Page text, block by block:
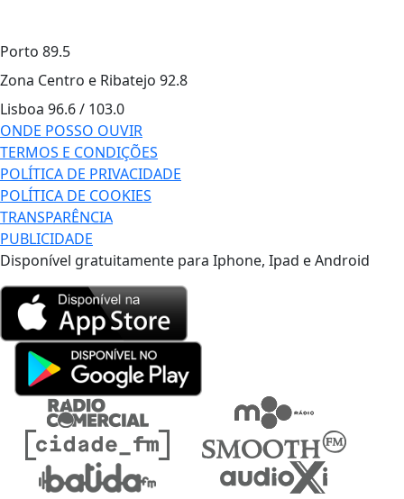
Porto 89.5
Zona Centro e Ribatejo 92.8
Lisboa 96.6 / 103.0
ONDE POSSO OUVIR
TERMOS E CONDIÇÕES
POLÍTICA DE PRIVACIDADE
POLÍTICA DE COOKIES
TRANSPARÊNCIA
PUBLICIDADE
Disponível gratuitamente para Iphone, Ipad e Android